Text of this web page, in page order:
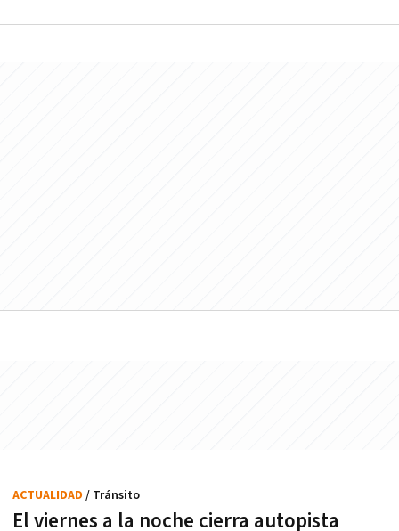
El viernes a la noche cierra autopista
ACTUALIDAD / Tránsito